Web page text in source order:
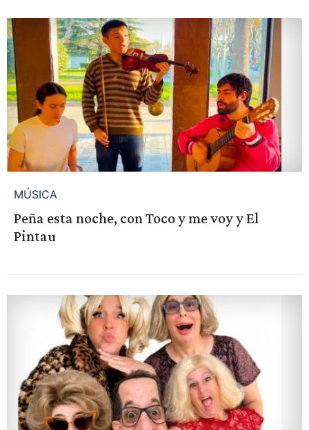
MÚSICA
Peña esta noche, con Toco y me voy y El
Pintau